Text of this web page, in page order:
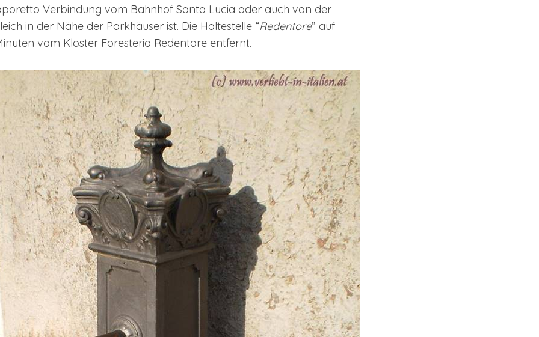
Verbindung vom Bahnhof Santa Lucia oder auch von der
in der Nähe der Parkhäuser ist. Die Haltestelle “Redentore” auf
vom Kloster Foresteria Redentore entfernt.